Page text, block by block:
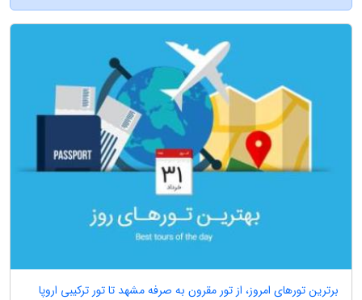
برترین تورهای امروز، از تور مقرون به صرفه مشهد تا تور ترکیبی اروپا